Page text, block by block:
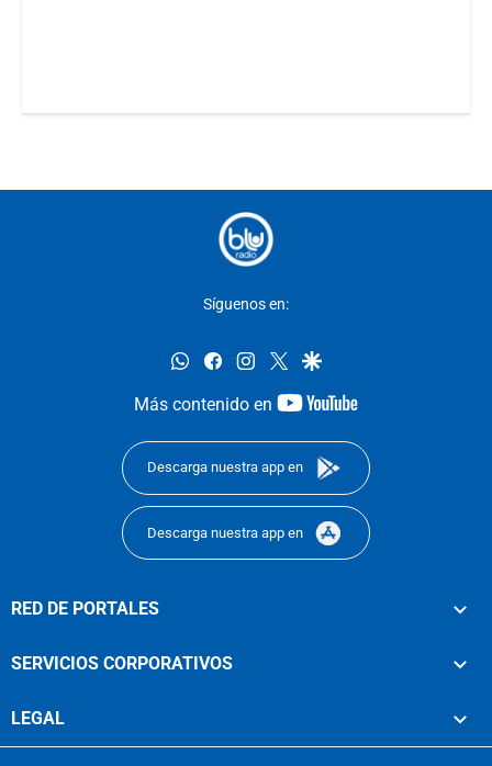
Síguenos en:
whatsappfacebookinstagram
twittergoogle
Más contenido en
youtube-
Descarga nuestra app en
Descarga nuestra app en
RED DE PORTALES
SERVICIOS CORPORATIVOS
LEGAL